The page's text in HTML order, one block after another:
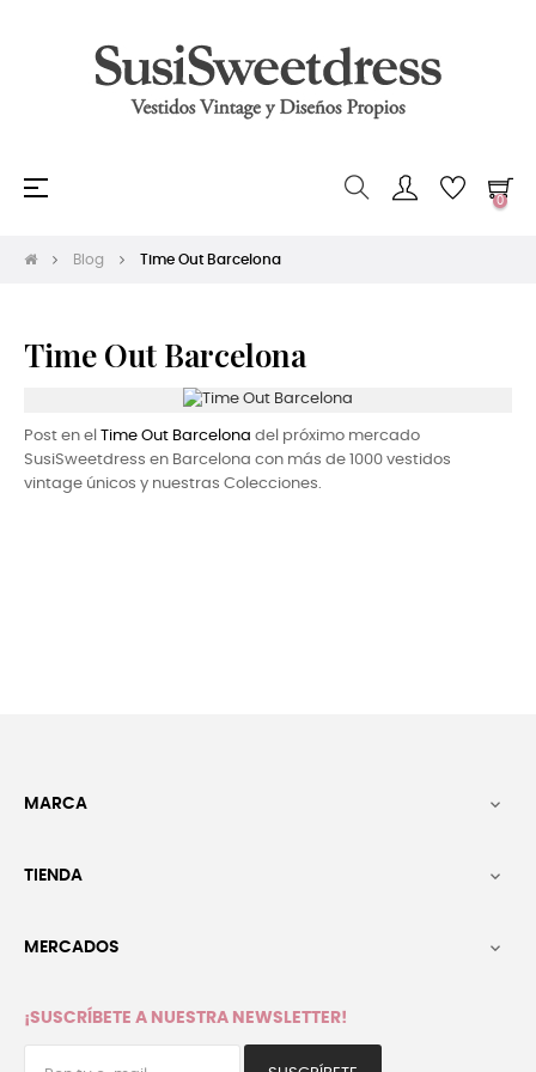
Navegación
☰
0
Blog Time Out Barcelona
Time Out Barcelona
Post en el Time Out Barcelona del próximo mercado
SusiSweetdress en Barcelona con más de 1000 vestidos
vintage únicos y nuestras Colecciones.
MARCA 
TIENDA 
MERCADOS 
¡SUSCRÍBETE A NUESTRA NEWSLETTER!